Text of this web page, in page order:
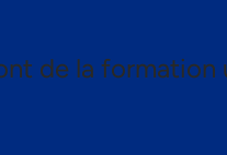
de la formation